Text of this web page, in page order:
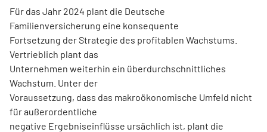
Für das Jahr 2024 plant die Deutsche
Familienversicherung eine konsequente
Fortsetzung der Strategie des profitablen Wachstums.
Vertrieblich plant das
Unternehmen weiterhin ein überdurchschnittliches
Wachstum. Unter der
Voraussetzung, dass das makroökonomische Umfeld nicht
für außerordentliche
negative Ergebniseinflüsse ursächlich ist, plant die